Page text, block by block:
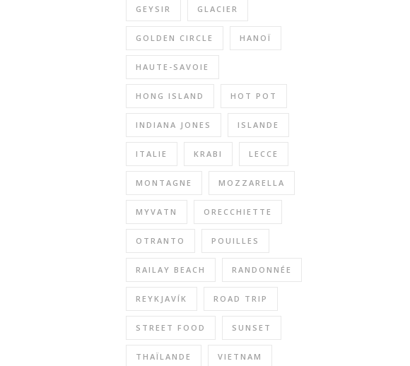
GEYSIR GLACIER
GOLDEN CIRCLE HANOÏ
HAUTE-SAVOIE
HONG ISLAND HOT POT
INDIANA JONES ISLANDE
ITALIE KRABI LECCE
MONTAGNE MOZZARELLA
MYVATN ORECCHIETTE
OTRANTO POUILLES
RAILAY BEACH RANDONNÉE
REYKJAVÍK ROAD TRIP
STREET FOOD SUNSET
THAÏLANDE VIETNAM